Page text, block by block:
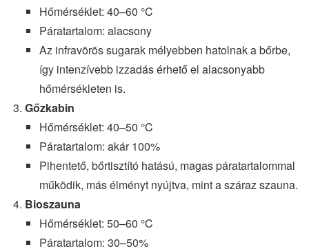
Hőmérséklet: 40–60 °C
Páratartalom: alacsony
Az infravörös sugarak mélyebben hatolnak a bőrbe,
így intenzívebb izzadás érhető el alacsonyabb
hőmérsékleten is.
Gőzkabin
Hőmérséklet: 40–50 °C
Páratartalom: akár 100%
Pihentető, bőrtisztító hatású, magas páratartalommal
működik, más élményt nyújtva, mint a száraz szauna.
Bioszauna
Hőmérséklet: 50–60 °C
Páratartalom: 30–50%